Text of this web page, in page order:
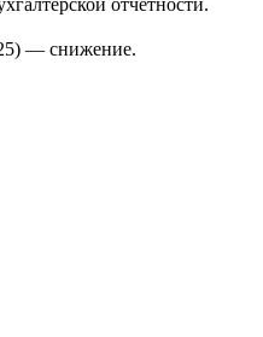
отчётности.
— снижение.